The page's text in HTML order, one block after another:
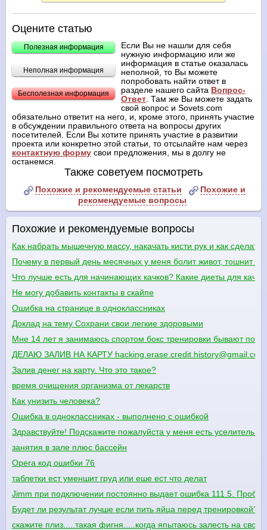
Оцените статью
Полезная информация
Неполная информация
Бесполезная информация
Если Вы не нашли для себя
нужную информацию или же
информация в статье оказалась
неполной, то Вы можете
попробовать найти ответ в
разделе нашего сайта Вопрос-
Ответ. Там же Вы можете задать
свой вопрос и Sovets.com
обязательно ответит на него, и, кроме этого, принять участие
в обсуждении правильного ответа на вопросы других
посетителей. Если Вы хотите принять участие в развитии
проекта или конкретно этой статьи, то отсылайте нам через
контактную форму свои предложения, мы в долгу не
останемся.
Также советуем посмотреть
Похожие и рекомендуемые статьи
Похожие и
рекомендуемые вопросы
Похожие и рекомендуемые вопросы
Как набрать мышечную массу, накачать кисти рук и как
Почему в первый день месячных у меня болит живот, тошнит и
Что лучше есть для начинающих качков? Какие диеты для
Не могу добавить контакты в скайпе
Ошибка на странице в одноклассниках
Доклад на тему Сохрани свои легкие здоровыми
Мне 14 лет я занимаюсь спортом бокс тренировки бывают
ДЕЛАЮ ЗАЛИВ НА КАРТУ hacking.erase.credit.history@gmail.com
Залив денег на карту. Что это такое?
время очищения организма от лекарств
Как унизить человека?
Ошибка в одноклассниках - выполнено с ошибкой
Здравствуйте! Подскажите пожалуйста у меня есть уселитель
занятия в зале плюс бассейн
Opera код ошибки 76
таблетки ест уменшит груд или еше ест что делат
Jimm при подключении постоянно выдает ошибка 111.5.
Будет ли результат лучше если пить яйца перед тренировкой?
скажите плиз.....такая фигня.....когда япытаюсь залесть на